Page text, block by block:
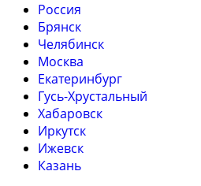
Россия
Брянск
Челябинск
Москва
Екатеринбург
Гусь-Хрустальный
Хабаровск
Иркутск
Ижевск
Казань